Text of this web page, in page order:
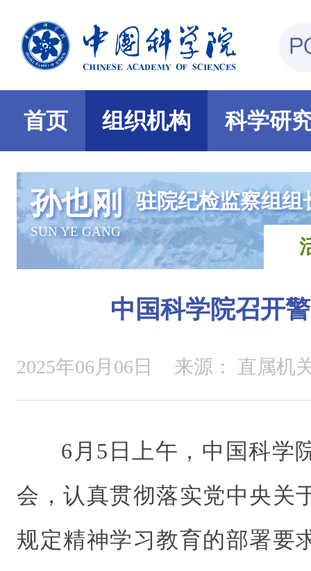
首页 组织机构 科学研
孙也刚
SUN YE GANG
驻院纪检监察组组
中国科学院召开
2025年06月06日 来源： 直属机
6月5日上午，中国科学
会，认真贯彻落实党中央关
规定精神学习教育的部署要